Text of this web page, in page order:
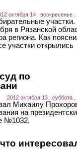
октября 14 , воскресенье ,
участки.
в Рязанской
региона. Как
участки открылись
по
2012 октября 13 , суббота ,
Михаилу
на
№1032.